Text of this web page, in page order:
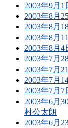
2003年9月
2003年8月
2003年8月
2003年8月
2003年8月
2003年7月
2003年7月
2003年7月
2003年7月
2003年6月
村公太朗
2003年6月